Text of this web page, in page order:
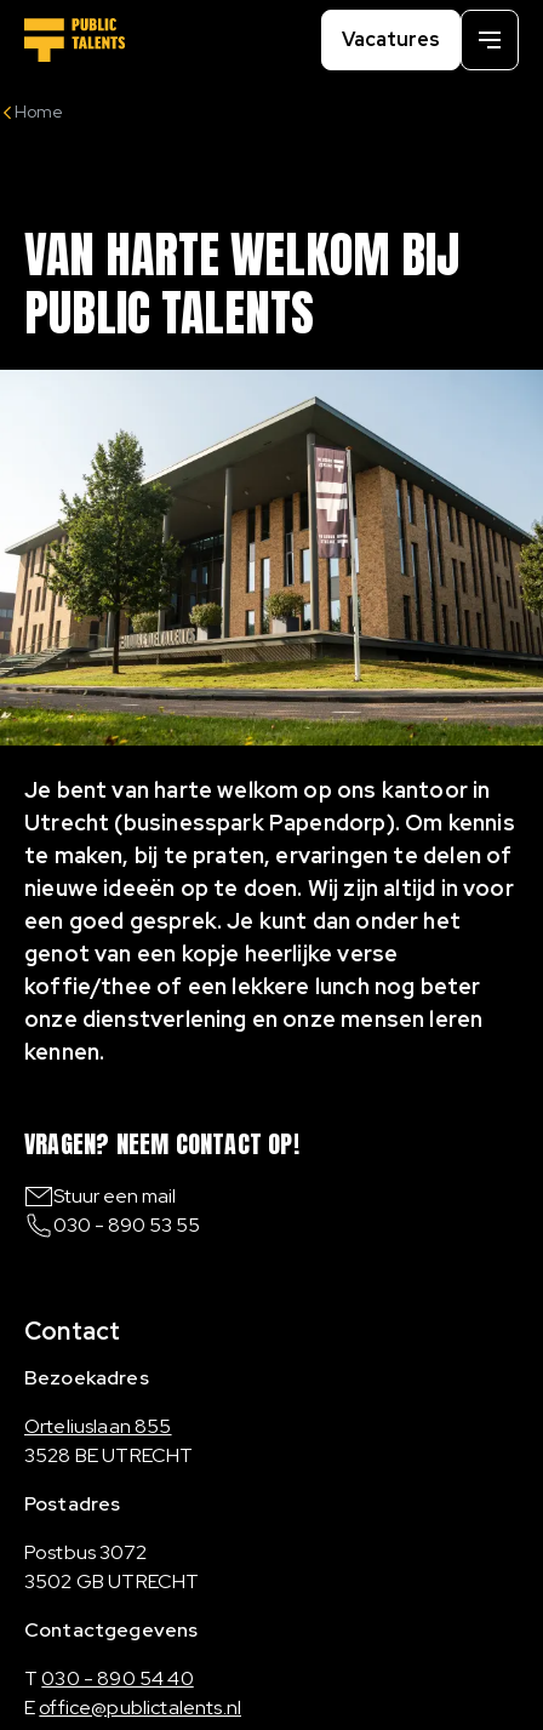
Vacatures
Menu
Home
VAN HARTEWELKOM BIJ
PUBLICTALENTS
Je bent van harte welkom op ons kantoor in
Utrecht (businesspark Papendorp). Om kennis
te maken, bij te praten, ervaringen te delen of
nieuwe ideeën op te doen. Wij zijn altijd in voor
een goed gesprek. Je kunt dan onder het
genot van een kopje heerlijke verse
koffie/thee of een lekkere lunch nog beter
onze dienstverlening en onze mensen leren
kennen.
VRAGEN? NEEM CONTACT OP!
Stuur een mail
030 - 890 53 55
Contact
Bezoekadres
Orteliuslaan 855
3528 BE UTRECHT
Postadres
Postbus 3072
3502 GB UTRECHT
Contactgegevens
T030 - 890 54 40
Eoffice@publictalents.nl